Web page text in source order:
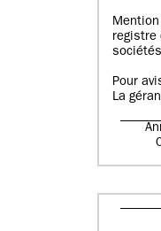
registre
Pour
La